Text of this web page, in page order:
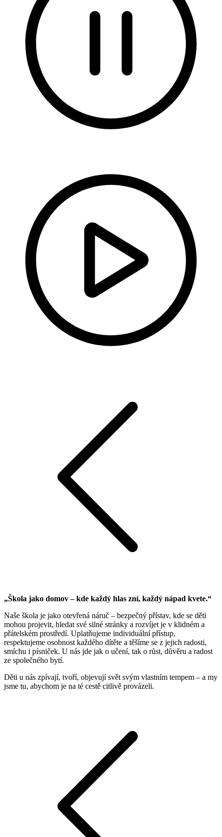
„Škola jako domov – kde každý hlas zní, každý nápad kvete.“
Naše škola je jako otevřená náruč – bezpečný přístav, kde se děti
mohou projevit, hledat své silné stránky a rozvíjet je v klidném a
přátelském prostředí. Uplatňujeme individuální přístup,
respektujeme osobnost každého dítěte a těšíme se z jejich radosti,
smíchu i písniček. U nás jde jak o učení, tak o růst, důvěru a radost
ze společného bytí.
Děti u nás zpívají, tvoří, objevují svět svým vlastním tempem – a my
jsme tu, abychom je na té cestě citlivě provázeli.